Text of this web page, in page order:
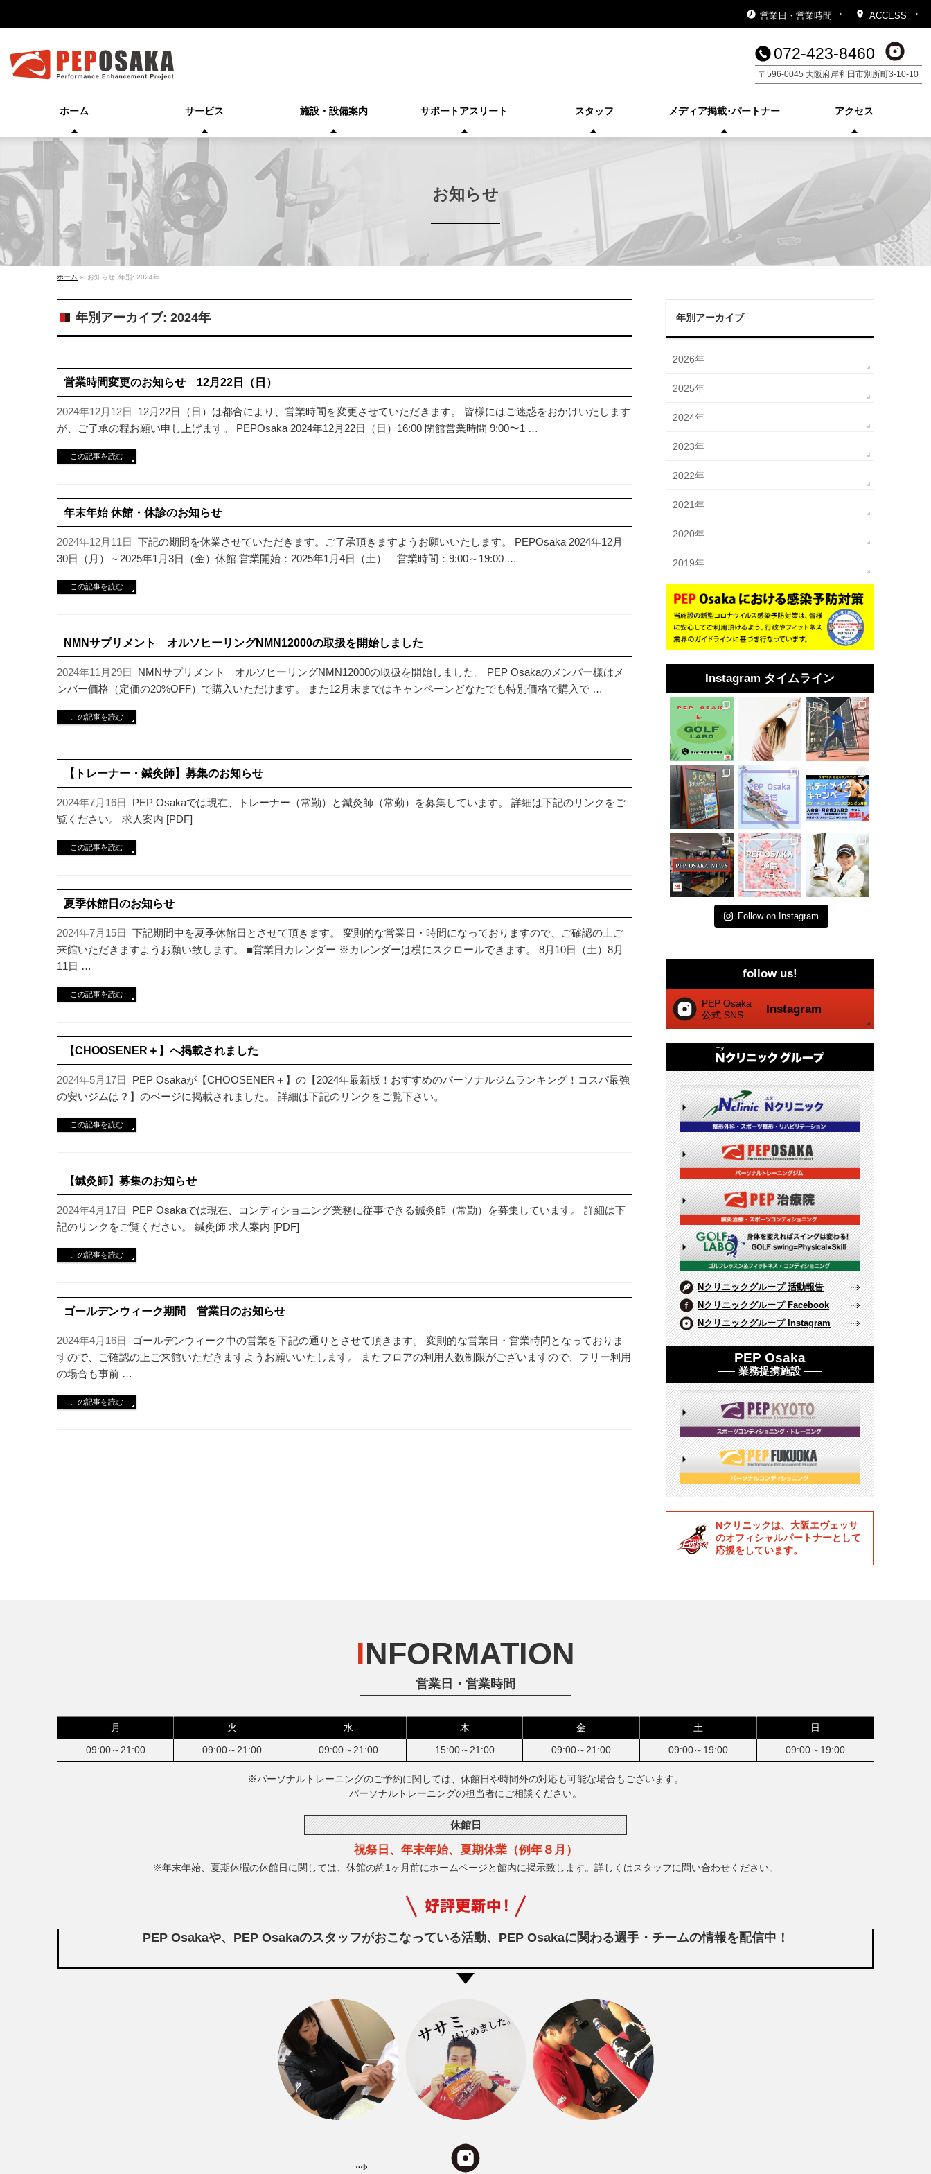
営業日・営業時間 ACCESS
072-423-8460
〒596-0045 大阪府岸和田市別所町3-10-10
ホーム サービス 施設・設備案内 サポートアスリート スタッフ メディア掲載･パートナー アクセス
お知らせ
ホーム » お知らせ 年別: 2024年
年別アーカイブ: 2024年
営業時間変更のお知らせ 12月22日（日）
2024年12月12日
12月22日（日）は都合により、営業時間を変更させていただきます。 皆様にはご迷惑をおかけいたします
が、ご了承の程お願い申し上げます。 PEPOsaka 2024年12月22日（日）16:00 閉館営業時間 9:00〜1 …
この記事を読む
年末年始 休館・休診のお知らせ
2024年12月11日 下記の期間を休業させていただきます。ご了承頂きますようお願いいたします。 PEPOsaka 2024年12月
30日（月）～2025年1月3日（金）休館 営業開始：2025年1月4日（土） 営業時間：9:00～19:00 …
この記事を読む
NMNサプリメント オルソヒーリングNMN12000の取扱を開始しました
2024年11月29日
NMNサプリメント オルソヒーリングNMN12000の取扱を開始しました。 PEP Osakaのメンバー様はメ
ンバー価格（定価の20%OFF）で購入いただけます。 また12月末まではキャンペーンどなたでも特別価格で購入で …
この記事を読む
【トレーナー・鍼灸師】募集のお知らせ
2024年7月16日
PEP Osakaでは現在、トレーナー（常勤）と鍼灸師（常勤）を募集しています。 詳細は下記のリンクをご
覧ください。 求人案内 [PDF]
この記事を読む
夏季休館日のお知らせ
2024年7月15日 下記期間中を夏季休館日とさせて頂きます。 変則的な営業日・時間になっておりますので、ご確認の上ご
来館いただきますようお願い致します。 ■営業日カレンダー ※カレンダーは横にスクロールできます。 8月10日（土）8月
11日 …
この記事を読む
【CHOOSENER＋】へ掲載されました
2024年5月17日
PEP Osakaが【CHOOSENER＋】の【2024年最新版！おすすめのパーソナルジムランキング！コスパ最強
の安いジムは？】のページに掲載されました。 詳細は下記のリンクをご覧下さい。
この記事を読む
【鍼灸師】募集のお知らせ
2024年4月17日
PEP Osakaでは現在、コンディショニング業務に従事できる鍼灸師（常勤）を募集しています。 詳細は下
記のリンクをご覧ください。 鍼灸師 求人案内 [PDF]
この記事を読む
ゴールデンウィーク期間 営業日のお知らせ
2024年4月16日
ゴールデンウィーク中の営業を下記の通りとさせて頂きます。 変則的な営業日・営業時間となっておりま
すので、ご確認の上ご来館いただきますようお願いいたします。 またフロアの利用人数制限がございますので、フリー利用
の場合も事前 …
この記事を読む
年別アーカイブ
2026年
2025年
2024年
2023年
2022年
2021年
2020年
2019年
Instagram タイムライン
Follow on Instagram
follow us!
PEP Osaka
公式 SNS
Instagram
Nクリニックグループ 活動報告
Nクリニックグループ Facebook
Nクリニックグループ Instagram
PEP Osaka
業務提携施設
Nクリニックは、大阪エヴェッサ
のオフィシャルパートナーとして
応援をしています。
INFORMATION
営業日・営業時間
月 火 水 木 金 土
日
09:00～21:00
09:00～21:00 09:00～21:00 15:00～21:00 09:00～21:00 09:00～19:00 09:00～19:00
※パーソナルトレーニングのご予約に関しては、休館日や時間外の対応も可能な場合もございます。
パーソナルトレーニングの担当者にご相談ください。
休館日
祝祭日、年末年始、 夏期休業（例年８月）
※年末年始、夏期休暇の休館日に関しては、休館の約1ヶ月前にホームページと館内に掲示致します。詳しくはスタッフに問い合わせください。
PEP Osakaや、PEP Osakaのスタッフがおこなっている活動、 PEP Osakaに関わる選手・チームの情報を配信中！